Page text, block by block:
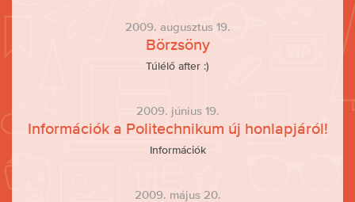
2009. augusztus 19.
Börzsöny
Túlélő after :)
2009. június 19.
Információk a Politechnikum új honlapjáról!
Információk
2009. május 20.